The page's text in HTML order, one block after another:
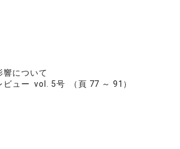
響について
ビュー vol. 5号 （頁 77 ～ 91）